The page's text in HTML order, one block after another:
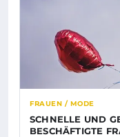
FRAUEN / MODE
SCHNELLE UND
BESCHÄFTIGTE